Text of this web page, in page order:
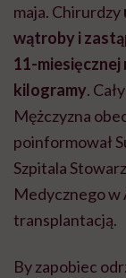
maja. Chirurdzy
wątroby i
11-
kilogramy.
Mężczyzna
poinformował
Szpitala
Medycznego w
transplantacją.
By zapobiec